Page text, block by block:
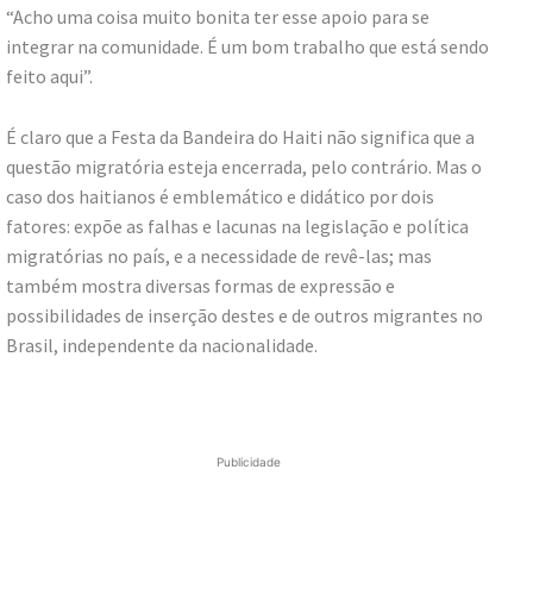
“Acho uma coisa muito bonita ter esse apoio para se
integrar na comunidade. É um bom trabalho que está sendo
feito aqui”.
É claro que a Festa da Bandeira do Haiti não significa que a
questão migratória esteja encerrada, pelo contrário. Mas o
caso dos haitianos é emblemático e didático por dois
fatores: expõe as falhas e lacunas na legislação e política
migratórias no país, e a necessidade de revê-las; mas
também mostra diversas formas de expressão e
possibilidades de inserção destes e de outros migrantes no
Brasil, independente da nacionalidade.
Publicidade